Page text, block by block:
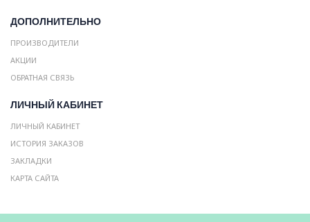
ДОПОЛНИТЕЛЬНО
ПРОИЗВОДИТЕЛИ
АКЦИИ
ОБРАТНАЯ СВЯЗЬ
ЛИЧНЫЙ КАБИНЕТ
ЛИЧНЫЙ КАБИНЕТ
ИСТОРИЯ ЗАКАЗОВ
ЗАКЛАДКИ
КАРТА САЙТА